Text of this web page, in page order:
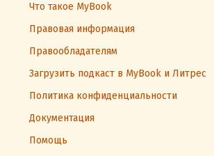
Что такое MyBook
Правовая информация
Правообладателям
Загрузить подкаст в MyBook и Литрес
Политика конфиденциальности
Документация
Помощь